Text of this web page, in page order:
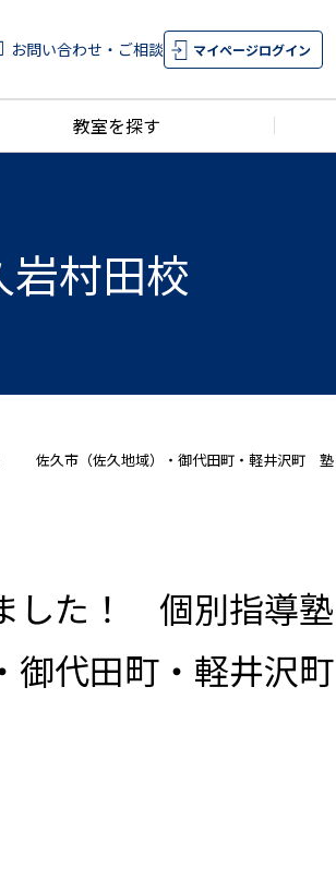
お問い合わせ・ご相談 マイページログイン
教室を探す
岩村田校
佐久市（佐久地域）・御代田町・軽井沢町
た！ 個別指導塾
代田町・軽井沢